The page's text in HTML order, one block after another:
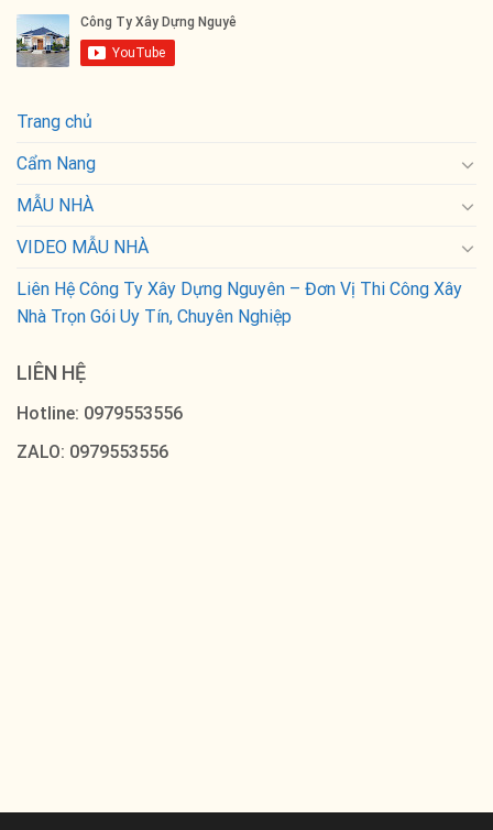
Trang chủ
Cẩm Nang
MẪU NHÀ
VIDEO MẪU NHÀ
Liên Hệ Công Ty Xây Dựng Nguyên – Đơn Vị Thi Công Xây
Nhà Trọn Gói Uy Tín, Chuyên Nghiệp
LIÊN HỆ
Hotline: 0979553556
ZALO: 0979553556